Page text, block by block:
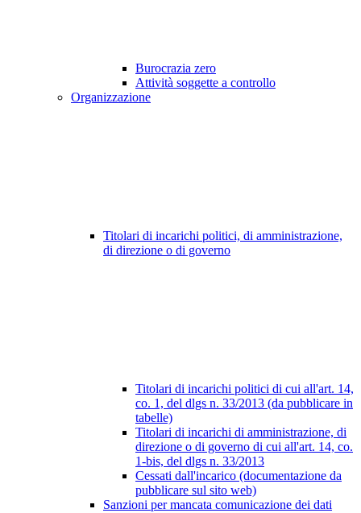
Burocrazia zero
Attività soggette a controllo
Organizzazione
Titolari di incarichi politici, di amministrazione,
di direzione o di governo
Titolari di incarichi politici di cui all'art. 14,
co. 1, del dlgs n. 33/2013 (da pubblicare in
tabelle)
Titolari di incarichi di amministrazione, di
direzione o di governo di cui all'art. 14, co.
1-bis, del dlgs n. 33/2013
Cessati dall'incarico (documentazione da
pubblicare sul sito web)
Sanzioni per mancata comunicazione dei dati